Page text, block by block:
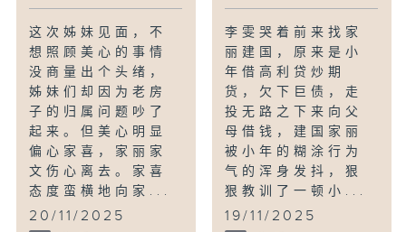
这次姊妹见面，不
想照顾美心的事情
没商量出个头绪，
姊妹们却因为老房
子的归属问题吵了
起来。但美心明显
偏心家喜，家丽家
文伤心离去。家喜
态度蛮横地向家...
20/11/2025
李雯哭着前来找家
丽建国，原来是小
年借高利贷炒期
货，欠下巨债，走
投无路之下来向父
母借钱，建国家丽
被小年的糊涂行为
气的浑身发抖，狠
狠教训了一顿小...
19/11/2025